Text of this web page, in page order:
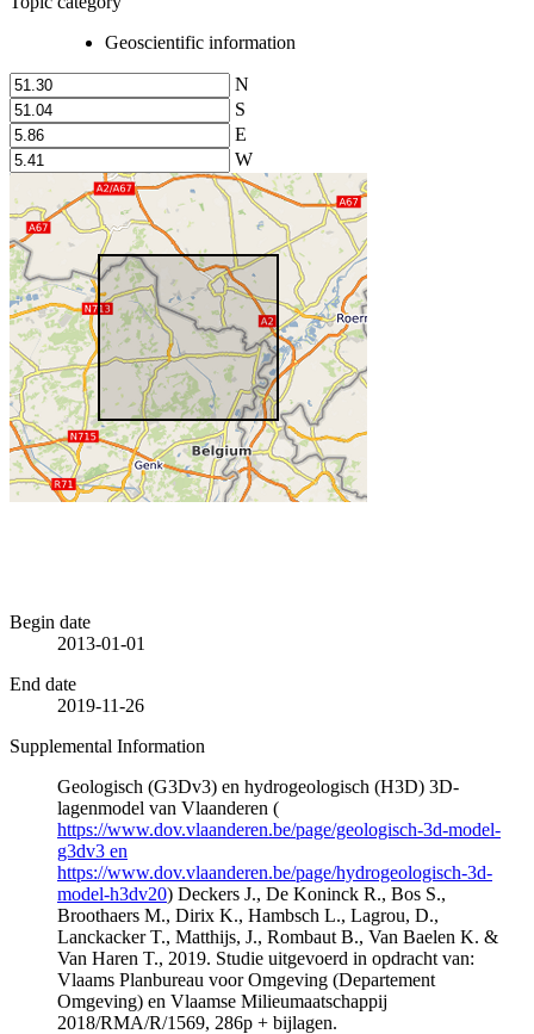
Geoscientific information
N
S
E
W
Begin date
2013-01-01
End date
2019-11-26
Supplemental Information
Geologisch (G3Dv3) en hydrogeologisch (H3D) 3D-
lagenmodel van Vlaanderen (
https://www.dov.vlaanderen.be/page/geologisch-3d-model-
g3dv3 en
https://www.dov.vlaanderen.be/page/hydrogeologisch-3d-
model-h3dv20) Deckers J., De Koninck R., Bos S.,
Broothaers M., Dirix K., Hambsch L., Lagrou, D.,
Lanckacker T., Matthijs, J., Rombaut B., Van Baelen K. &
Van Haren T., 2019. Studie uitgevoerd in opdracht van:
Vlaams Planbureau voor Omgeving (Departement
Omgeving) en Vlaamse Milieumaatschappij
2018/RMA/R/1569, 286p + bijlagen.